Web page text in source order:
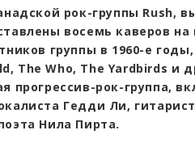
рок-группы Rush,
восемь каверов
группы в 1960-е
The Who, The Yardbirds и
прогрессив-рок-группа,
Гедди Ли,
Нила Пирта.